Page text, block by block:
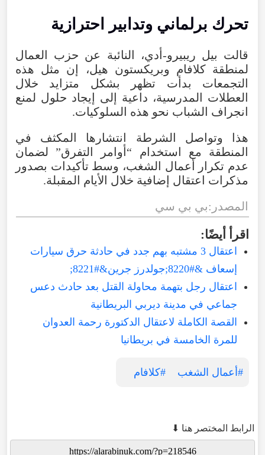
تحرك برلماني وتدابير احترازية
قالت بيل ريبيرو-أدي، النائبة عن حزب
العمال
لمنطقة كلافام وبريكستون هيل، إن مثل هذه
التجمعات
بدأت تظهر بشكل متزايد
خلال
العطلات
المدرسية، داعية إلى إيجاد حلول لمنع
انجراف الشباب نحو هذه السلوكيات.
هذا
وتواصل الشرطة انتشارها المكثف
في
المنطقة
مع استخدام “ أوامر التفرق” لضمان
عدم تكرار أعمال الشغب، وسط تأكيدات بصدور
مذكرات
اعتقال إضافية خلال الأيام المقبلة.
المصدر:بي بي سي
اقرأ أيضًا:
اعتقال 3 مشتبه بهم جدد في حادثة حرق سيارات
إسعاف &#8220;جولدرز جرين&#8221;
اعتقال رجل بتهمة محاولة القتل بعد حادث دعس
جماعي في مدينة ديربي البريطانية
القصة الكاملة لاعتقال الدكتورة رحمة العدوان
للمرة الخامسة في بريطانيا
#أعمال الشغب #كلافام
الرابط المختصر هنا ⬇